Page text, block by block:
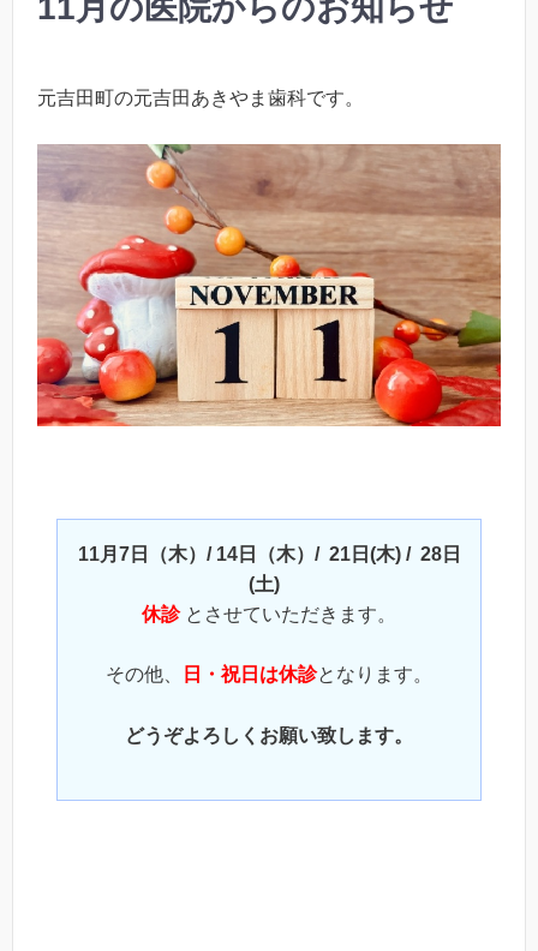
11月の医院からのお知らせ
元吉田町の元吉田あきやま歯科です。
11月7日（木）/ 14日（木）/ 21日(木) / 28日
(土)
休診とさせていただきます。
その他、 日・祝日は休診となります。
どうぞよろしくお願い致します。